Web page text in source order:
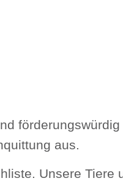
aus.
Unsere Tiere